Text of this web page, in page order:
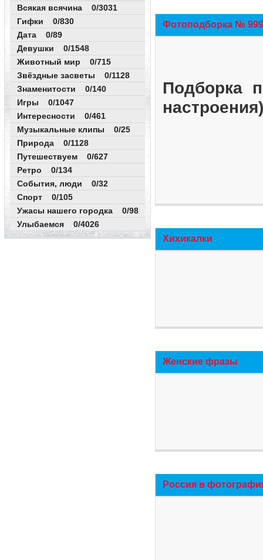
Всякая всячина 0/3031
Гифки 0/830
Дата 0/89
Девушки 0/1548
Животный мир 0/715
Звёздные засветы 0/1128
Знаменитости 0/140
Игры 0/1047
Интересности 0/461
Музыкальные клипы 0/25
Природа 0/1128
Путешествуем 0/627
Ретро 0/134
События, люди 0/32
Спорт 0/105
Ужасы нашего городка 0/98
Улыбаемся 0/4026
Фотоподборка №
Подборка
Хихикалки
Женские фразы
Россия в